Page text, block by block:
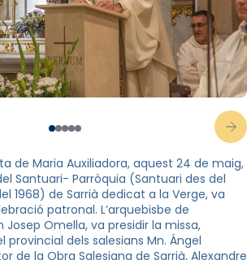
de Maria Auxiliadora, aquest 24 de maig,
Santuari- Parròquia (Santuari des del
1968) de Sarrià dedicat a la Verge, va
patronal. L’arquebisbe de
Josep Omella, va presidir la missa,
dels salesians Mn. Ángel
de la Obra Salesiana de Sarrià, Alexandre